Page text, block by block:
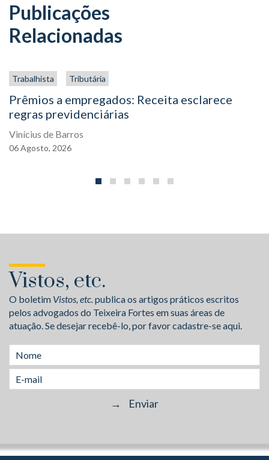
Publicações
Relacionadas
Trabalhista Tributária
Prêmios a empregados: Receita esclarece
regras previdenciárias
Vinícius de Barros
06Agosto, 2026
Vistos, etc.
O boletim Vistos, etc.publica os artigos práticos escritos
pelos advogados do Teixeira Fortes em suas áreas de
atuação. Se desejar recebê-lo, por favor cadastre-se aqui.